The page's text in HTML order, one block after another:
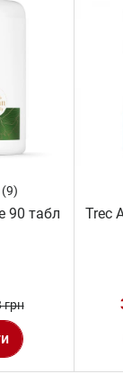
(9)
90 табл
грн
Trec